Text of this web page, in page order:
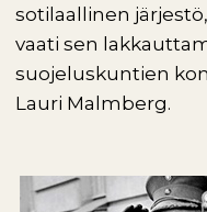
sotilaallinen
vaati sen
suojeluskuntien
Lauri Malmberg.